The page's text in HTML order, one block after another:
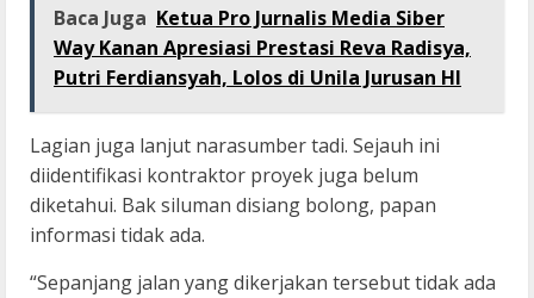
Baca Juga Ketua Pro Jurnalis Media Siber
Way Kanan Apresiasi Prestasi Reva Radisya,
Putri Ferdiansyah, Lolos di Unila Jurusan HI
Lagian juga lanjut narasumber tadi. Sejauh ini
diidentifikasi kontraktor proyek juga belum
diketahui. Bak siluman disiang bolong, papan
informasi tidak ada.
“Sepanjang jalan yang dikerjakan tersebut tidak ada